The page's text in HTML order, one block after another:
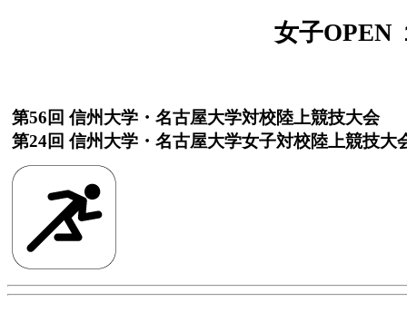
女子OPEN
第56回 信州大学・名古屋大学対校陸上競技大会
第24回 信州大学・名古屋大学女子対校陸上競技大